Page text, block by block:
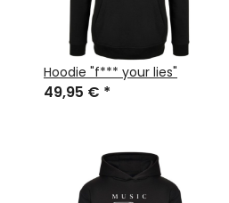
Hoodie "f*** your lies"
49,95 € *